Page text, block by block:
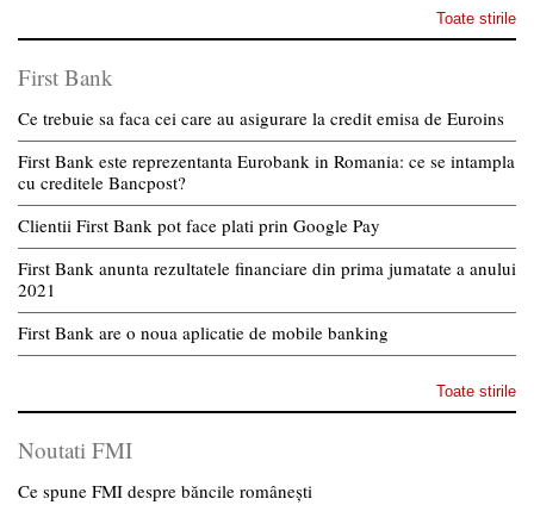
Toate stirile
First Bank
Ce trebuie sa faca cei care au asigurare la credit emisa de Euroins
First Bank este reprezentanta Eurobank in Romania: ce se intampla
cu creditele Bancpost?
Clientii First Bank pot face plati prin Google Pay
First Bank anunta rezultatele financiare din prima jumatate a anului
2021
First Bank are o noua aplicatie de mobile banking
Toate stirile
Noutati FMI
Ce spune FMI despre băncile românești